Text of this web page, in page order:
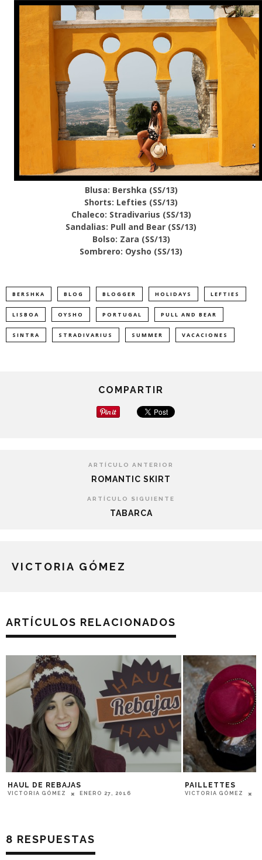
Blusa: Bershka (SS/13)
Shorts: Lefties (SS/13)
Chaleco: Stradivarius (SS/13)
Sandalias: Pull and Bear (SS/13)
Bolso: Zara (SS/13)
Sombrero: Oysho (SS/13)
BERSHKA BLOG BLOGGER HOLIDAYS LEFTIES
LISBOA OYSHO PORTUGAL PULL AND BEAR
SINTRA STRADIVARIUS SUMMER VACACIONES
COMPARTIR
ARTÍCULO ANTERIOR
ROMANTIC SKIRT
ARTÍCULO SIGUIENTE
TABARCA
VICTORIA GÓMEZ
ARTÍCULOS RELACIONADOS
PAILLETTES
VICTORIA GÓMEZ OCTUBRE 5, 2016
DENIM + LEATHER
VICTORIA GÓMEZ
8 RESPUESTAS